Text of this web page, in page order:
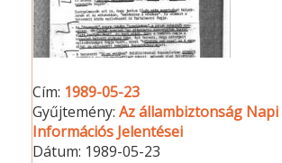
Cím: 1989-05-23
Gyűjtemény:Az állambiztonság
Információs Jelentései
Dátum: 1989-05-23